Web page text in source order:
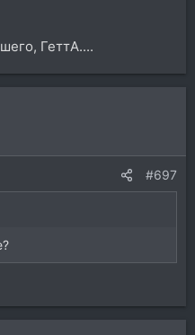
ГеттА....
#697